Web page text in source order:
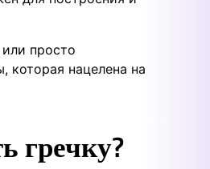
просто
которая нацелена на
гречку?